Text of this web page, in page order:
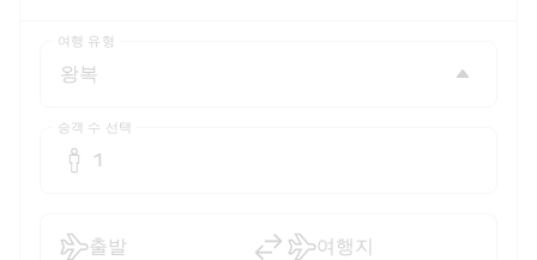
여행 유형
승객 수 선택
1
출발 여행지